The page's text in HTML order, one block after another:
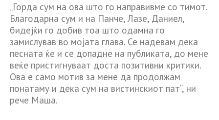
„Горда сум на ова што го направивме со тимот.
Благодарна сум и на Панче, Лазе, Даниел,
бидејќи го добив тоа што одамна го
замислував во мојата глава. Се надевам дека
песната ќе и се допадне на публиката, до мене
веќе пристигнуваат доста позитивни критики.
Ова е само мотив за мене да продолжам
понатаму и дека сум на вистинскиот пат“, ни
рече Маша.